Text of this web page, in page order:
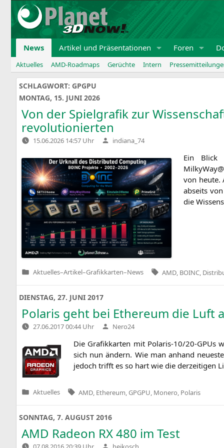
Zum
Inhalt
springen
News Artikel und Präsentationen Foren
Aktuelles AMD-Roadmaps Gerüchte Intern
SCHLAGWORT: GPGPU
MONTAG, 15. JUNI 2026
Von der Spielgrafik zur
revolutionierten
15.06.2026 14:57 Uhr Verfasst
von
indiana_74
Ein Blick
von heu­te.
abseits
die
Veröffentlicht
Aktuelles–Artikel–Grafikkarten–News Tags:
AMD BOINC
DIENSTAG, 27. JUNI 2017
Polaris geht bei Ethereum die Luft
27.06.2017 00:44 Uhr Verfasst
von
Nero24
Die Gra­fik­kar­ten mit Pola­ris-10/20-GPUs
sich nun ändern. Wie man anhand
jedoch trifft es so hart wie die der­zei­ti­gen
Veröffentlicht
Aktuelles Tags:
AMD Ethereum GPGPU Monero Polaris
SONNTAG, 7. AUGUST 2016
AMD Radeon RX480 im Test
Verfasst